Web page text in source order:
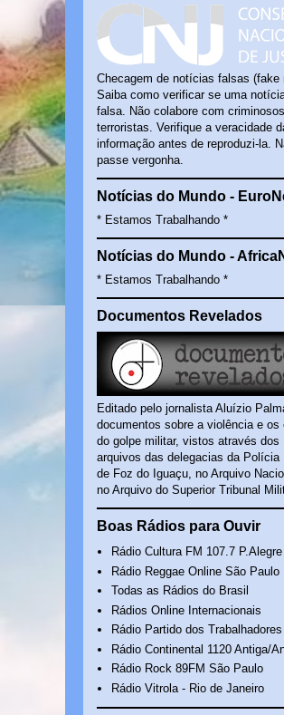
Checagem de notícias falsas (fake
Saiba como verificar se uma
falsa. Não colabore com
terroristas. Verifique a veracidade
informação antes de reproduzi-la.
passe vergonha.
Notícias do Mundo -
* Estamos Trabalhando *
Notícias do Mundo -
* Estamos Trabalhando *
Documentos Revelados
Editado pelo jornalista Aluízio
documentos sobre a violência e os
do golpe militar, vistos através dos
arquivos das delegacias da Polícia
de Foz do Iguaçu, no Arquivo
no Arquivo do Superior Tribunal
Boas Rádios para Ouvir
Rádio Cultura FM 107.7
Rádio Reggae Online São Paulo
Todas as Rádios do Brasil
Rádios Online Internacionais
Rádio Partido dos Trabalhadores
Rádio Continental 1120 Antiga/
Rádio Rock 89FM São Paulo
Rádio Vitrola - Rio de Janeiro